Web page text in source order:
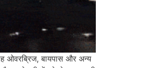
ओवरब्रिज, बायपास और अन्य